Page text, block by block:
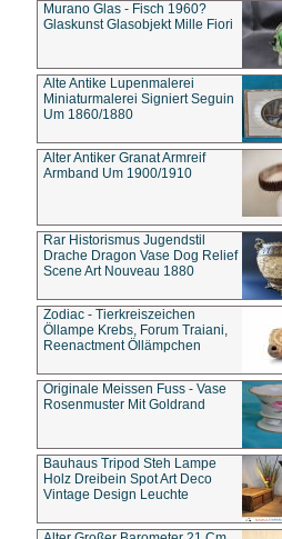
Murano Glas - Fisch 1960?
Glaskunst Glasobjekt Mille Fiori
Alte Antike Lupenmalerei
Miniaturmalerei Signiert Seguin
Um 1860/1880
Alter Antiker Granat Armreif
Armband Um 1900/1910
Rar Historismus Jugendstil
Drache Dragon Vase Dog Relief
Scene Art Nouveau 1880
Zodiac - Tierkreiszeichen
Öllampe Krebs, Forum Traiani,
Reenactment Öllämpchen
Originale Meissen Fuss - Vase
Rosenmuster Mit Goldrand
Bauhaus Tripod Steh Lampe
Holz Dreibein Spot Art Deco
Vintage Design Leuchte